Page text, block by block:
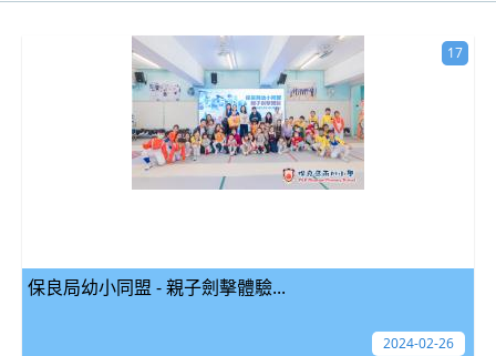
保良局幼小同盟 - 親子劍擊體驗...
17
2024-02-26